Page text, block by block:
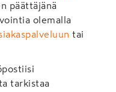
päättäjänä
olemalla
tai
tarkistaa